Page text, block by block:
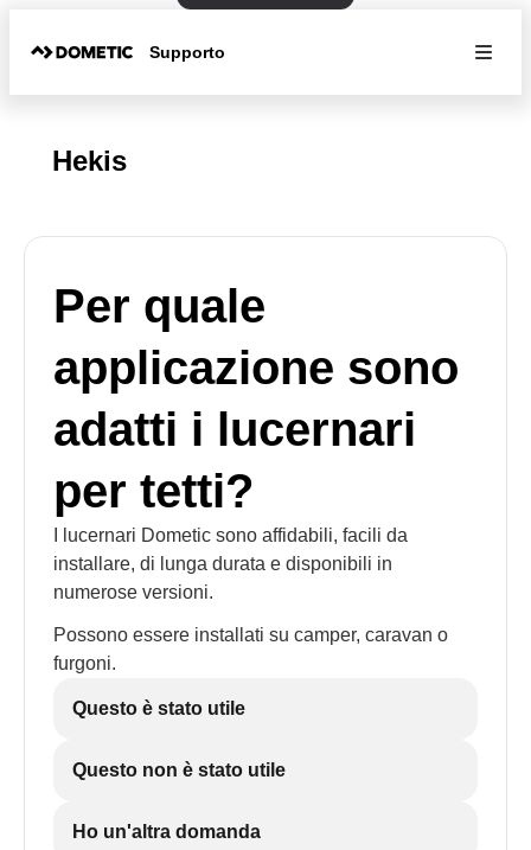
Supporto
Hekis
Per quale
applicazione sono
adatti i lucernari
per tetti?
I lucernari Dometic sono affidabili, facili da
installare, di lunga durata e disponibili in
numerose versioni.
Possono essere installati su camper, caravan o
furgoni.
Questo è stato utile
Questo non è stato utile
Ho un'altra domanda